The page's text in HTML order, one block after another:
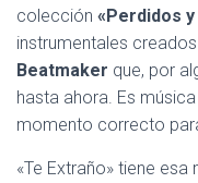
colección «Perdidos
instrumentales
Beatmaker que, por
hasta ahora. Es
momento correcto
«Te Extraño» tiene